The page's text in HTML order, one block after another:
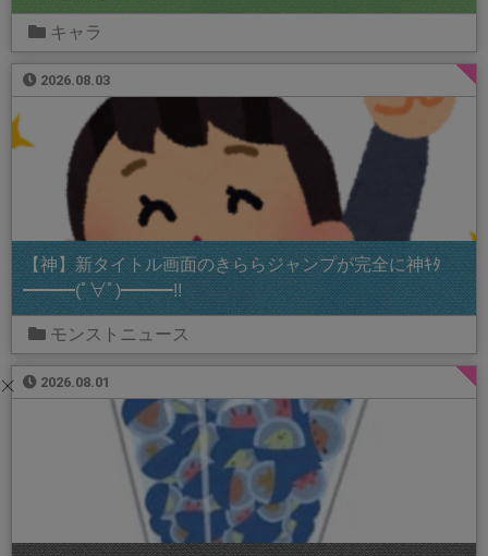
キャラ
2026.08.03
【神】新タイトル画面のきららジャンプが完全に神ｷﾀ
━━━(ﾟ∀ﾟ)━━━!!
モンストニュース
2026.08.01